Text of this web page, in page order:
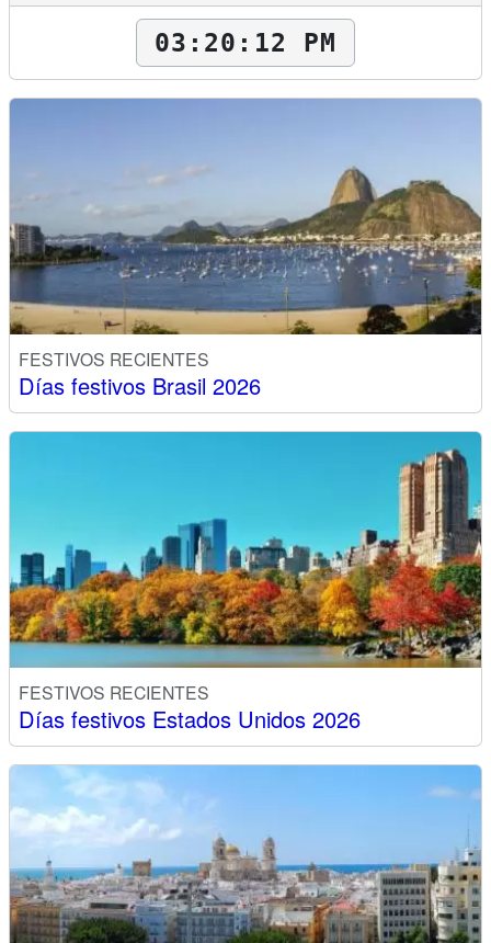
03:20:13 PM
FESTIVOS RECIENTES
Días festivos Brasil 2026
FESTIVOS RECIENTES
Días festivos Estados Unidos 2026